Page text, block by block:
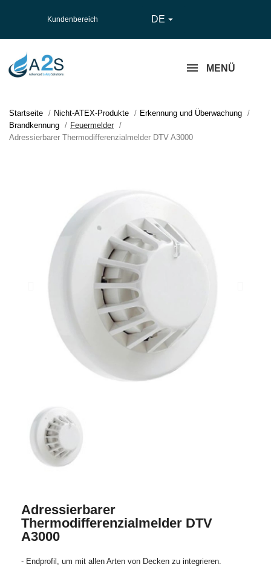
Kundenbereich DE 
MENÜ
Startseite Nicht-ATEX-Produkte
Erkennung und Überwachung
Brandkennung
Feuermelder
Adressierbarer Thermodifferenzialmelder DTV A3000
Adressierbarer
Thermodifferenzialmelder DTV
A3000
- Endprofil, um mit allen Arten von Decken zu integrieren.